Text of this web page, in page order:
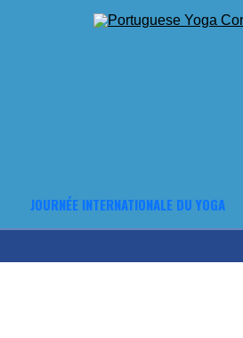
JOURNÉE INTERNATIONALE DU YOGA